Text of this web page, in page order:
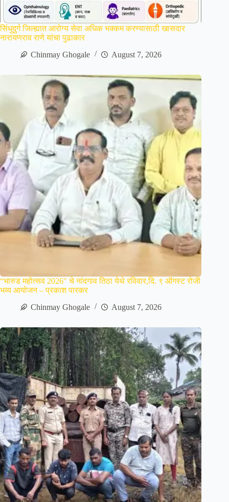
सिंधुदुर्ग जिल्ह्यात आरोग्य सेवा अधिक भक्कम करण्यासाठी खासदार
नारायणराव राणे यांचा पुढाकार
Chinmay Ghogale
August 7, 2026
“भारुड महोत्सव 2026″ चे नांदगाव तिठा येथे रविवार,दि. ९ ऑगस्ट रोजी
भव्य आयोजन – प्रकाश पारकर
Chinmay Ghogale
August 7, 2026